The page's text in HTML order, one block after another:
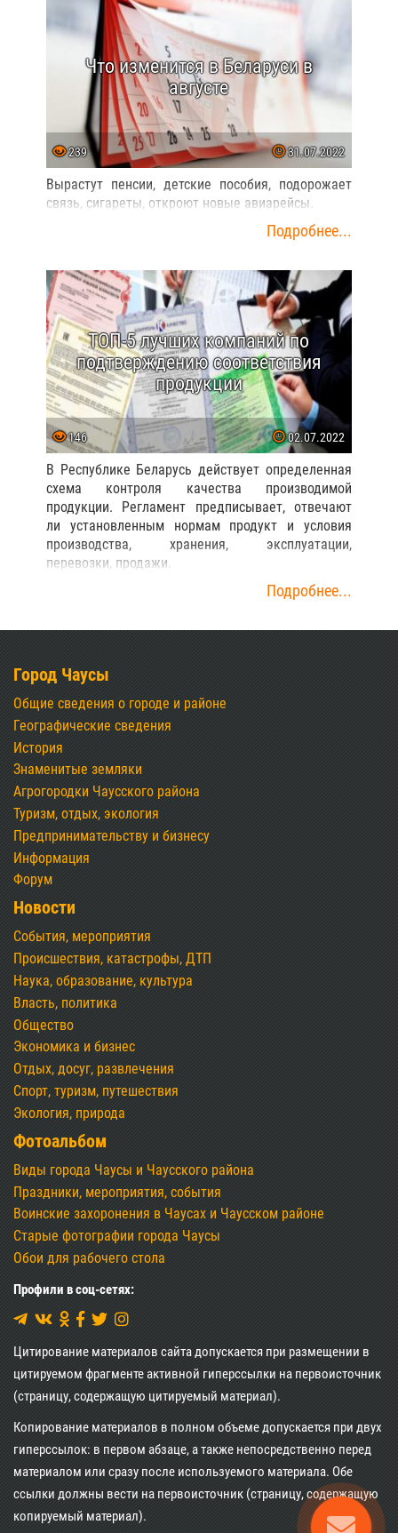
Что изменится в Беларуси в
августе
239 31.07.2022
Вырастут пенсии, детские пособия, подорожает
связь, сигареты, откроют новые авиарейсы.
Подробнее...
ТОП-5 лучших компаний по
подтверждению соответствия
продукции
146 02.07.2022
В Республике Беларусь действует определенная
схема контроля качества производимой
продукции. Регламент предписывает, отвечают
ли установленным нормам продукт и условия
производства, хранения, эксплуатации,
перевозки, продажи.
Подробнее...
Город Чаусы
Общие сведения о городе и районе
Географические сведения
История
Знаменитые земляки
Агрогородки Чаусского района
Туризм, отдых, экология
Предпринимательству и бизнесу
Информация
Форум
Новости
События, мероприятия
Происшествия, катастрофы, ДТП
Наука, образование, культура
Власть, политика
Общество
Экономика и бизнес
Отдых, досуг, развлечения
Спорт, туризм, путешествия
Экология, природа
Фотоальбом
Виды города Чаусы и Чаусского района
Праздники, мероприятия, события
Воинские захоронения в Чаусах и Чаусском районе
Старые фотографии города Чаусы
Обои для рабочего стола
Профили в соц-сетях:
Цитирование материалов сайта допускается при размещении в
цитируемом фрагменте активной гиперссылки на первоисточник
(страницу, содержащую цитируемый материал).
Копирование материалов в полном объеме допускается при двух
гиперссылок: в первом абзаце, а также непосредственно перед
материалом или сразу после используемого материала. Обе
ссылки должны вести на первоисточник (страницу, содержащую
копируемый материал).